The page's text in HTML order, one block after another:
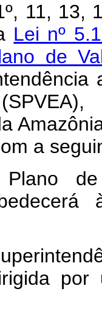
11, 13,
Lei nº
de
a
de
por